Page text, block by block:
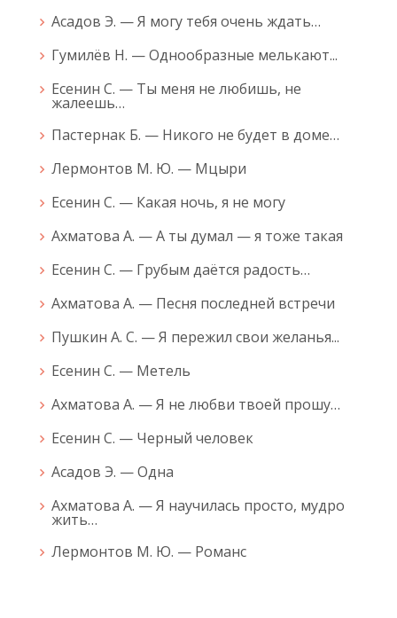
Асадов Э. — Я могу тебя очень ждать…
Гумилёв Н. — Однообразные мелькают...
Есенин С. — Ты меня не любишь, не
жалеешь…
Пастернак Б. — Никого не будет в доме…
Лермонтов М. Ю. — Мцыри
Есенин С. — Какая ночь, я не могу
Ахматова А. — А ты думал — я тоже такая
Есенин С. — Грубым даётся радость…
Ахматова А. — Песня последней встречи
Пушкин А. С. — Я пережил свои желанья...
Есенин С. — Метель
Ахматова А. — Я не любви твоей прошу…
Есенин С. — Черный человек
Асадов Э. — Одна
Ахматова А. — Я научилась просто, мудро
жить…
Лермонтов М. Ю. — Романс